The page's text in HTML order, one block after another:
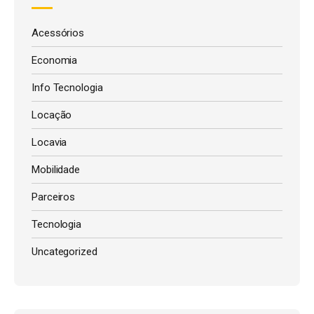
Acessórios
Economia
Info Tecnologia
Locação
Locavia
Mobilidade
Parceiros
Tecnologia
Uncategorized